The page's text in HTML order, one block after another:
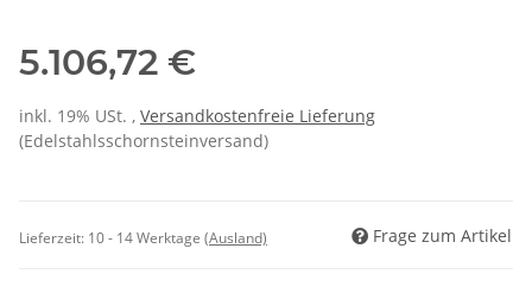
5.106,72 €
inkl. 19% USt. , Versandkostenfreie Lieferung
(Edelstahlsschornsteinversand)
Lieferzeit: 10 - 14 Werktage (Ausland) Frage zum Artikel